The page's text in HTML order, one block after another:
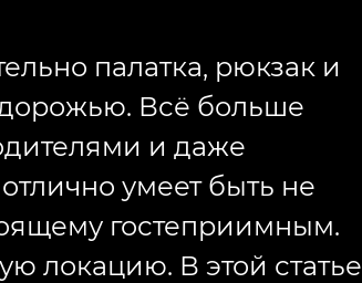
палатка, рюкзак и
Всё больше
и даже
умеет быть не
гостеприимным.
локацию. В этой статье